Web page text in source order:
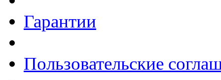
Гарантии
Пользовательские